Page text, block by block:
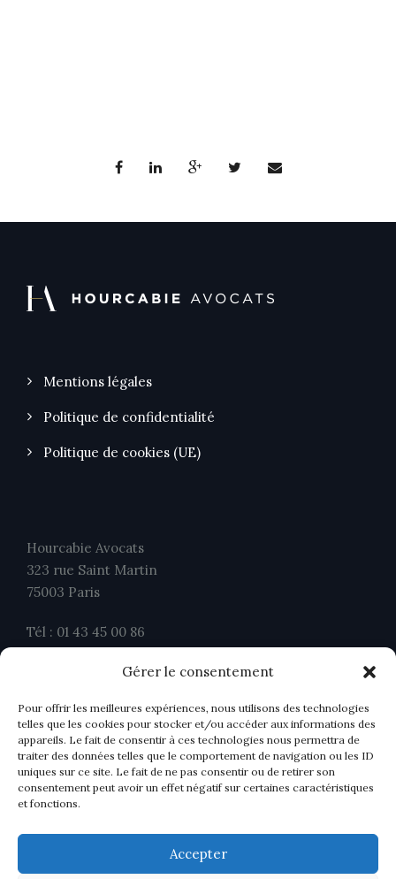
Gérer le consentement
Pour offrir les meilleures expériences, nous utilisons des technologies
telles que les cookies pour stocker et/ou accéder aux informations des
appareils. Le fait de consentir à ces technologies nous permettra de
traiter des données telles que le comportement de navigation ou les ID
uniques sur ce site. Le fait de ne pas consentir ou de retirer son
consentement peut avoir un effet négatif sur certaines caractéristiques
et fonctions.
Accepter
Mentions légales
Politique de confidentialité
Politique de cookies (UE)
Hourcabie Avocats
323 rue Saint Martin
75003 Paris
Tél : 01 43 45 00 86
contact@ahavocats.fr